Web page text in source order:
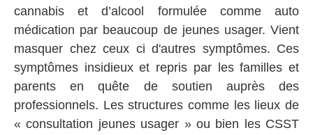
cannabis et d’alcool formulée comme auto
médication par beaucoup de jeunes usager. Vient
masquer chez ceux ci d'autres symptômes. Ces
symptômes insidieux et repris par les familles et
parents en quête de soutien auprès des
professionnels. Les structures comme les lieux de
« consultation jeunes usager » ou bien les CSST